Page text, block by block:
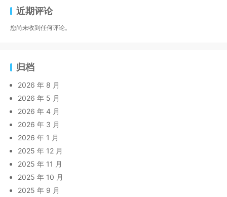
近期评论
您尚未收到任何评论。
归档
2026 年 8 月
2026 年 5 月
2026 年 4 月
2026 年 3 月
2026 年 1 月
2025 年 12 月
2025 年 11 月
2025 年 10 月
2025 年 9 月